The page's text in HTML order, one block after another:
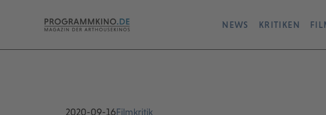
NEWS KRITIKEN
2020-09-16Filmkritik